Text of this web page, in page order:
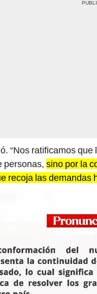
“Nos ratificamos
personas, sino por la
recoja las demandas